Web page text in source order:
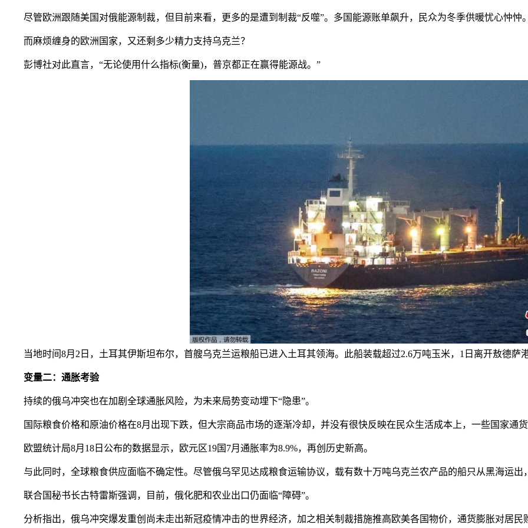
尽管欧洲跟随美国对俄能源制裁，但目前来看，更多的是遭到制裁“反噬”。多国能源账单飙升，民众为冬季供暖忧心忡忡
而麻烦缠身的欧洲国家，又还剩多少精力支持乌克兰？
彭博社对此直言，“无论使用什么指标(衡量)，普京都正在赢得能源战。”
当地时间8月2日，土耳其伊斯坦布尔，首艘乌克兰运粮船已进入土耳其领海。此船装载超过2.6万吨玉米，1日离开敖德萨
变量二：通胀考验
持续的俄乌冲突也在加剧全球通胀风险，为未来局势变动埋下“隐患”。
国际粮食价格和原油价格在8月出现下跌，但大宗商品市场的逐渐冷却，并没有很快反映在民众生活成本上，一些国家通
欧盟统计局8月18日公布的数据显示，欧元区19国7月通胀率为8.9%，再创历史新高。
与此同时，全球粮食供应面临不确定性。尽管俄乌罕见达成粮食运输协议，载有数十万吨乌克兰农产品的船只从黑海运出
联合国秘书长古特雷斯强调，目前，俄化肥和农业出口仍面临“障碍”。
分析指出，俄乌冲突爆发重创尚未走出新冠疫情冲击的世界经济，加之相关制裁措施推高欧美各国物价，通货膨胀对居民